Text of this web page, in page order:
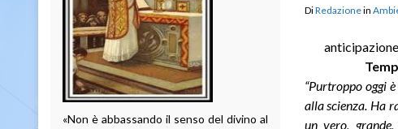
DiRedazionein
“Purtroppo oggi
alla scienza. Ha
un vero,
«Non è abbassando il senso del divino al